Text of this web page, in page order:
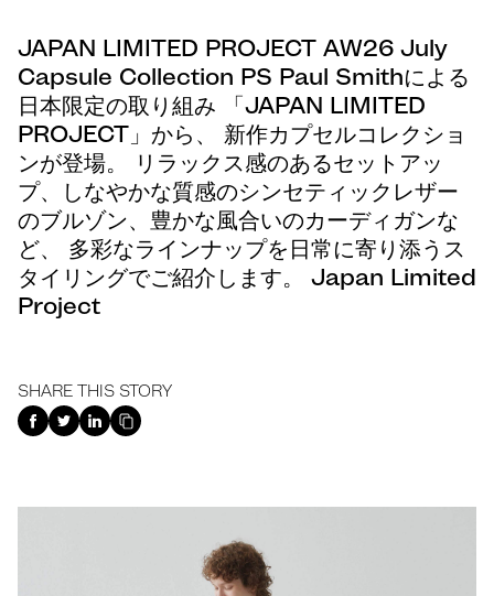
JAPAN LIMITED PROJECT AW26 July
Capsule Collection PS Paul Smithによる
日本限定の取り組み 「⁠JAPAN LIMITED
PROJECT」から、 新作カプセルコレクショ
ンが登場。 リラックス感のあるセットアッ
プ、しなやかな質感のシンセティックレザー
のブルゾン、豊かな風合いのカーディガンな
ど、 多彩なラインナップを日常に寄り添うス
タイリングでご紹介します。 Japan Limited
Project
SHARE THIS STORY